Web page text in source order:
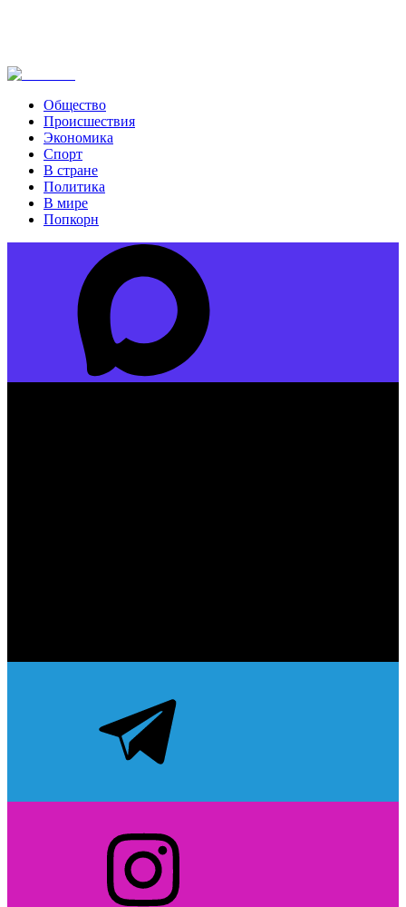
Общество
Происшествия
Экономика
Спорт
В стране
Политика
В мире
Попкорн